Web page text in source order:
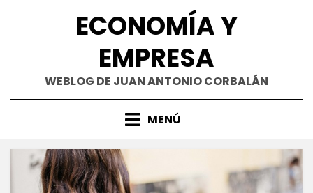
ECONOMÍA Y
EMPRESA
WEBLOG DE JUAN ANTONIO CORBALÁN
MENÚ